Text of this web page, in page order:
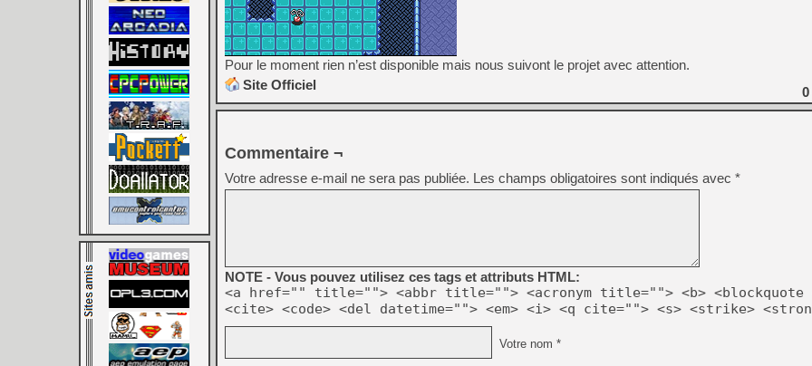
Pour le moment rien n’est disponible mais nous suivont le projet avec attention.
Site Officiel
0
Commentaire ¬
Votre adresse e-mail ne sera pas publiée. Les champs obligatoires sont indiqués avec *
NOTE - Vous pouvez utilisez ces tags et attributs HTML:
<a href="" title=""> <abbr title=""> <acronym title=""> <b> <blockquote
<cite> <code> <del datetime=""> <em> <i> <q cite=""> <s> <strike>
Votre nom *